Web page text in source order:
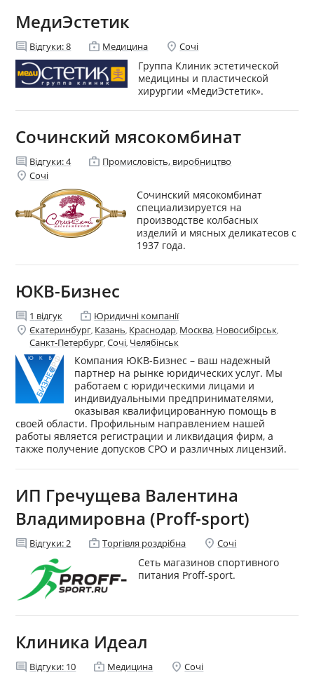
МедиЭстетик
comment Відгуки:8 enterprise Медицина location_on Сочі
Группа Клиник эстетической
медицины и пластической
хирургии «МедиЭстетик».
Сочинский мясокомбинат
comment Відгуки:4 enterprise Промисловість, виробництво
location_on Сочі
Сочинский мясокомбинат
специализируется на
производстве колбасных
изделий и мясных деликатесов с
1937 года.
ЮКВ-Бизнес
comment 1 відгук enterprise Юридичні компанії
location_on Єкатеринбург, Казань, Краснодар, Москва, Новосибірськ,
Санкт-Петербург,Сочі, Челябінськ
Компания ЮКВ-Бизнес – ваш надежный
партнер на рынке юридических услуг. Мы
работаем с юридическими лицами и
индивидуальными предпринимателями,
оказывая квалифицированную помощь в
своей области. Профильным направлением нашей
работы является регистрации и ликвидация фирм, а
также получение допусков СРО и различных лицензий.
ИП Гречущева Валентина
Владимировна (Proff-sport)
comment Відгуки: 2 enterprise Торгівля роздрібна location_on Сочі
Сеть магазинов спортивного
питания Proff-sport.
Клиника Идеал
comment Відгуки: 10 enterprise Медицина location_on Сочі